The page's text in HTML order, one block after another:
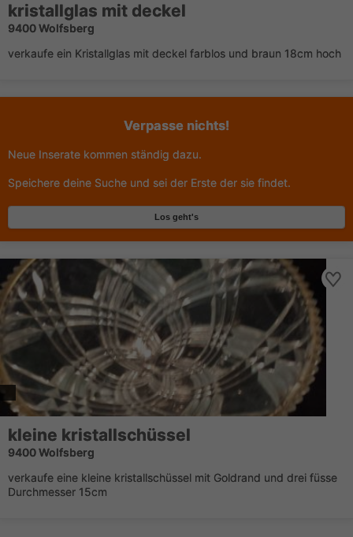
kristallglas mit deckel
9400 Wolfsberg
verkaufe ein Kristallglas mit deckel farblos und braun 18cm hoch
Verpasse nichts!
Neue Inserate kommen ständig dazu.
Speichere deine Suche und sei der Erste der sie findet.
Los geht's
kleine kristallschüssel
9400 Wolfsberg
verkaufe eine kleine kristallschüssel mit Goldrand und drei füsse
Durchmesser 15cm